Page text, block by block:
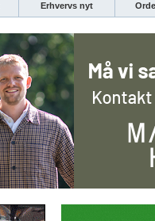
Erhvervs nyt